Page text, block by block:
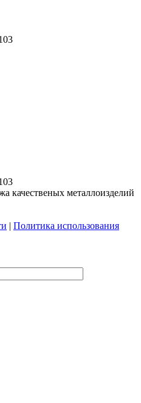
качественых металлоизделий
| Политика использования